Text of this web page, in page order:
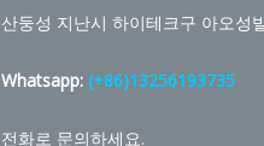
산둥성 지난시 하이테크구 아오성
Whatsapp: (+86)13256193735
전화로 문의하세요.